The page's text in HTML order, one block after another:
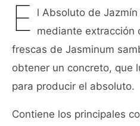
E l Absoluto de
mediante extracción
frescas de Jasminum
obtener un concreto, que
para producir el absoluto.
Contiene los principales